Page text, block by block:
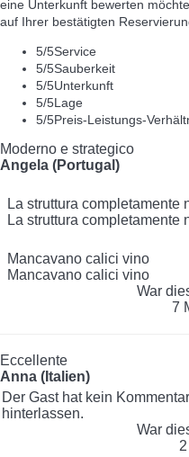
eine Unterkunft bewerten
auf Ihrer bestätigten
5/5Service
5/5Sauberkeit
5/5Unterkunft
5/5Lage
5/5Preis-Leistungs-
Moderno e strategico
Angela (Portugal)
La struttura completamente
La struttura completamente
Mancavano calici vino
Mancavano calici vino
War
7
Eccellente
Anna (Italien)
Der Gast hat kein
hinterlassen.
War